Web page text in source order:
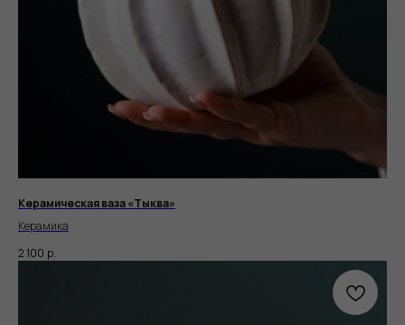
Керамическая ваза «Тыква»
Керамика
2 100 р.